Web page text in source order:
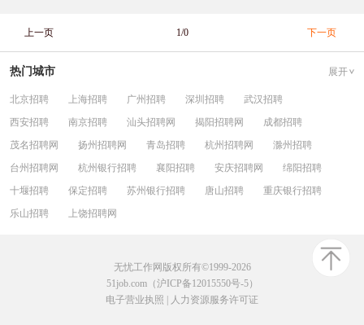
上一页 1/0 下一页
热门城市 展开
北京招聘 上海招聘 广州招聘 深圳招聘
武汉招聘
西安招聘
南京招聘 汕头招聘网 揭阳招聘网
成都招聘
茂名招聘网
扬州招聘网 青岛招聘 杭州招聘网
滁州招聘
台州招聘网
杭州银行招聘 襄阳招聘 安庆招聘网
绵阳招聘
十堰招聘
保定招聘 苏州银行招聘 唐山招聘
重庆银行招聘
乐山招聘
上饶招聘网
无忧工作网版权所有©1999-2026
51job.com（沪ICP备12015550号-5）
电子营业执照
人力资源服务许可证